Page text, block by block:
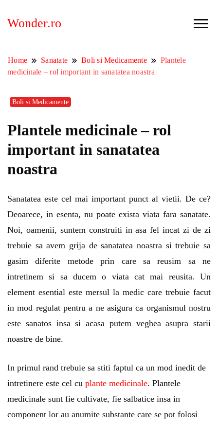
Wonder.ro
Home Sanatate Boli si Medicamente
Plantele
medicinale – rol important in sanatatea noastra
Boli si Medicamente
Plantele medicinale – rol
important in sanatatea
noastra
Sanatatea este cel mai important punct al vietii. De ce?
Deoarece, in esenta, nu poate exista viata fara sanatate.
Noi, oamenii, suntem construiti in asa fel incat zi de zi
trebuie sa avem grija de sanatatea noastra si trebuie sa
gasim diferite metode prin care sa reusim sa ne
intretinem si sa ducem o viata cat mai reusita. Un
element esential este mersul la medic care trebuie facut
in mod regulat pentru a ne asigura ca organismul nostru
este sanatos insa si acasa putem veghea asupra starii
noastre de bine.
In primul rand trebuie sa stiti faptul ca un mod inedit de
intretinere este cel cu plante medicinale. Plantele
medicinale sunt fie cultivate, fie salbatice insa in
component lor au anumite substante care se pot folosi